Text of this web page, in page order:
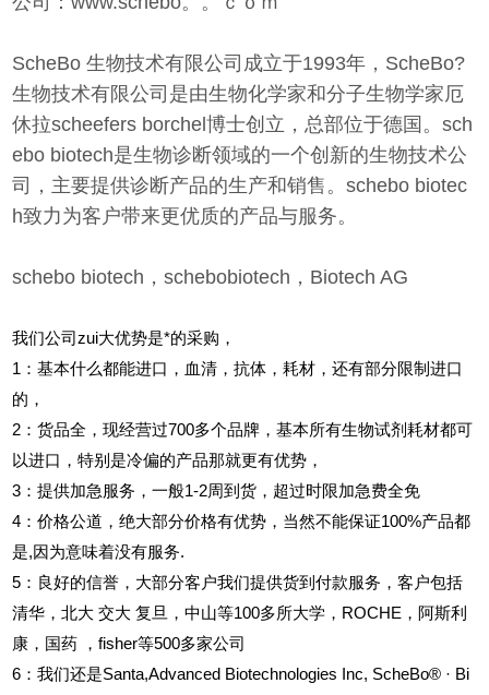
ScheBo 生物技术有限公司成立于1993年，ScheBo?
生物技术有限公司是由生物化学家和分子生物学家厄
休拉scheefers borchel博士创立，总部位于德国。sch
ebo biotech是生物诊断领域的一个创新的生物技术公
司，主要提供诊断产品的生产和销售。schebo biotec
h致力为客户带来更优质的产品与服务。
schebo biotech，schebobiotech，Biotech AG
我们公司zui大优势是*的采购，
1 ：基本什么都能进口，血清，抗体，耗材，还有部分限制进口
的，
2 ：货品全，现经营过700多个品牌，基本所有生物试剂耗材都可
以进口，特别是冷偏的产品那就更有优势，
3 ：提供加急服务，一般1-2周到货，超过时限加急费全免
4 ：价格公道，绝大部分价格有优势，当然不能保证100%产品都
是,因为意味着没有服务.
5 ：良好的信誉，大部分客户我们提供货到付款服务，客户包括
清华，北大 交大 复旦，中山等100多所大学，ROCHE，阿斯利
康，国药
，fisher等500多家公司
6 ：我们还是Santa,Advanced Biotechnologies Inc, ScheBo® · Bi